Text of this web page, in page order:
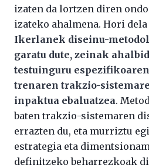
izaten da lortzen diren
izateko ahalmena. Hori dela
Ikerlanek diseinu-
garatu dute, zeinak
testuinguru
trenaren trakzio-
inpaktua ebaluatzea.
baten trakzio-sistemaren
errazten du, eta murriztu
estrategia eta
definitzeko beharrezkoak